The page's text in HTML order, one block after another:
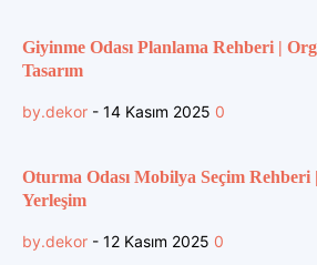
Giyinme Odası Planlama Rehberi |
Tasarım
by.dekor - 14 Kasım 2025 0
Oturma Odası Mobilya Seçim
Yerleşim
by.dekor - 12 Kasım 2025 0